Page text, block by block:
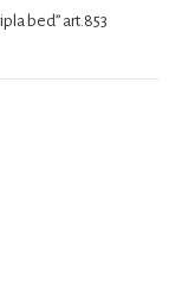
bed” art.853